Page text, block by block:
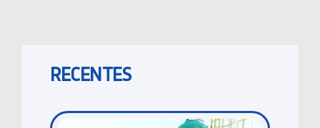
RECENTES